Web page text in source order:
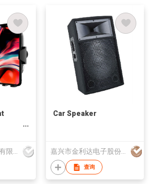
深圳市易湘瑞科技有限公司
Car Speaker
嘉兴市金利达电子股份有限公司
查询